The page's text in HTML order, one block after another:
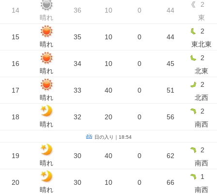
14
晴れ
36 10 0 44
2
東
15
晴れ
35 10 0 44
2
東北東
16
晴れ
34 10 0 45
2
北東
17
晴れ
33 40 0 51
2
北西
18
晴れ
32 20 0 56
2
南西
日の入り｜18:54
19
晴れ
30 40 0 62
2
南西
20
晴れ
30 10 0 66
1
南西